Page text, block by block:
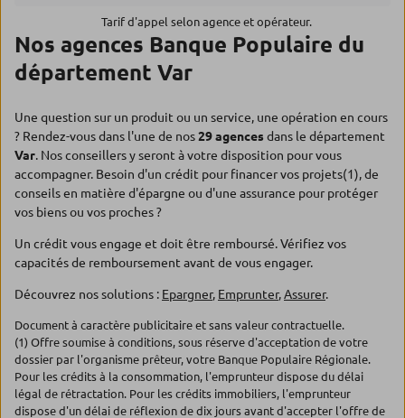
Tarif d'appel selon agence et opérateur.
Nos agences Banque Populaire du
département Var
Une question sur un produit ou un service, une opération en cours
? Rendez-vous dans l'une de nos29 agencesdans le département
Var. Nos conseillers y seront à votre disposition pour vous
accompagner. Besoin d'un crédit pour financer vos projets(1), de
conseils en matière d'épargne ou d'une assurance pour protéger
vos biens ou vos proches ?
Un crédit vous engage et doit être remboursé. Vérifiez vos
capacités de remboursement avant de vous engager.
Découvrez nos solutions : Epargner, Emprunter,Assurer.
Document à caractère publicitaire et sans valeur contractuelle.
(1) Offre soumise à conditions, sous réserve d'acceptation de votre
dossier par l'organisme prêteur, votre Banque Populaire Régionale.
Pour les crédits à la consommation, l'emprunteur dispose du délai
légal de rétractation. Pour les crédits immobiliers, l'emprunteur
dispose d'un délai de réflexion de dix jours avant d'accepter l'offre de